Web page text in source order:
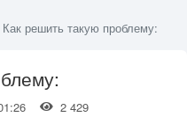
Как решить такую проблему:
2 429